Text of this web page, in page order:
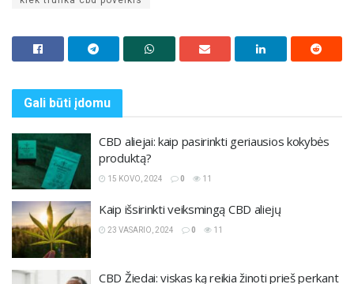
Gali būti įdomu
CBD aliejai: kaip pasirinkti geriausios kokybės
produktą?
15 KOVO, 2024 0 11
Kaip išsirinkti veiksmingą CBD aliejų
23 VASARIO, 2024 0 11
CBD Žiedai: viskas ką reikia žinoti prieš perkant